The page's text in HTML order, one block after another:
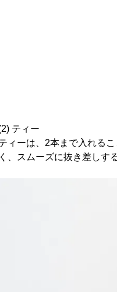
ティー
ィーは、2本まで入れる
く、スムーズに抜き差しす